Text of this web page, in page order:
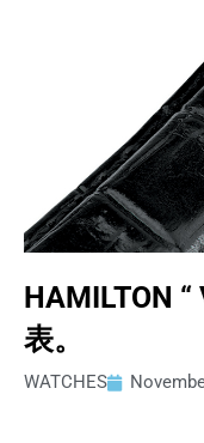
HAMILTON
表。
WATCHES